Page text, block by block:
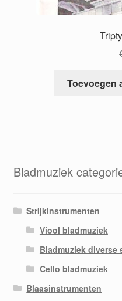
Toevoegen
Bladmuziek
Strijkinstrumenten
Viool bladmuziek
Bladmuziek diverse
Cello bladmuziek
Blaasinstrumenten